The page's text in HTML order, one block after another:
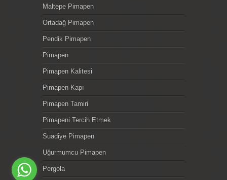
Maltepe Pimapen
Ortadağ Pimapen
Pendik Pimapen
Pimapen
Pimapen Kalitesi
Pimapen Kapı
Pimapen Tamiri
Pimapeni Tercih Etmek
Suadiye Pimapen
Uğurmumcu Pimapen
Pergola